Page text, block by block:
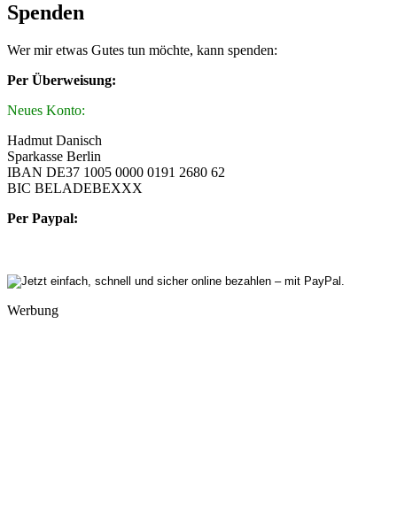
Spenden
Wer mir etwas Gutes tun möchte, kann spenden:
Per Überweisung:
Neues Konto:
Hadmut Danisch
Sparkasse Berlin
IBAN DE37 1005 0000 0191 2680 62
BIC BELADEBEXXX
Per Paypal:
Werbung